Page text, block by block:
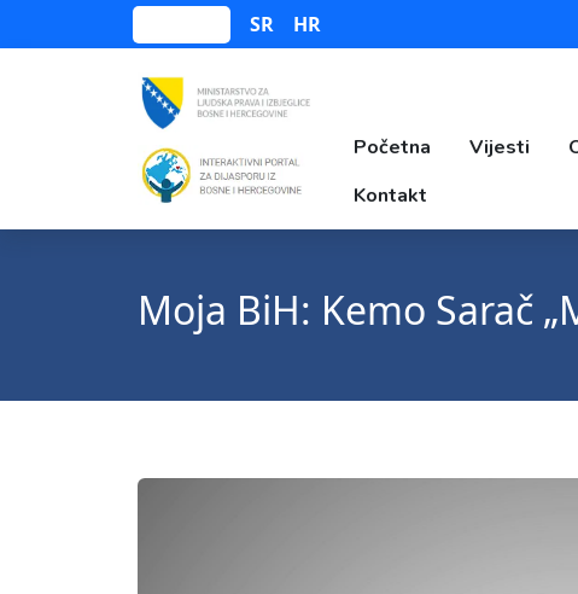
SR HR
Početna Vijesti
Kontakt
Moja BiH: Kemo Sarač